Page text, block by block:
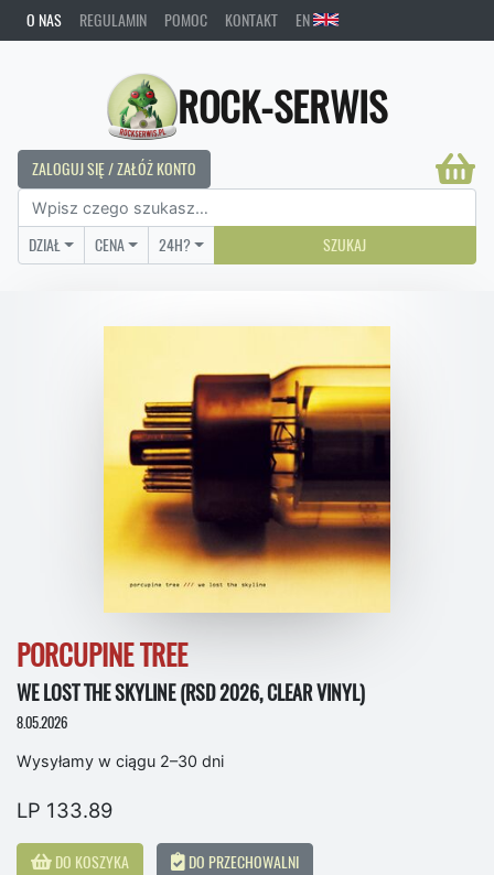
O NAS REGULAMIN POMOC KONTAKT EN
ROCK-SERWIS
ZALOGUJ SIĘ / ZAŁÓŻ KONTO
DZIAŁ CENA 24H? SZUKAJ
PORCUPINE TREE
WE LOST THE SKYLINE (RSD 2026, CLEAR VINYL)
8.05.2026
Wysyłamy w ciągu 2–30 dni
LP 133.89
DO KOSZYKA DO PRZECHOWALNI